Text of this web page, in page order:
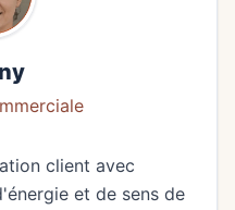
client avec
et de sens de